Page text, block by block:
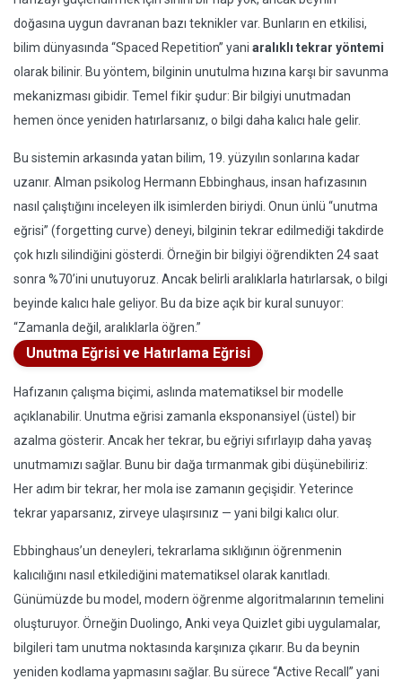
doğasına uygun davranan bazı teknikler var. Bunların en etkilisi,
bilim dünyasında “Spaced Repetition” yani aralıklı tekrar yöntemi
olarak bilinir. Bu yöntem, bilginin unutulma hızına karşı bir savunma
mekanizması gibidir. Temel fikir şudur: Bir bilgiyi unutmadan
hemen önce yeniden hatırlarsanız, o bilgi daha kalıcı hale gelir.
Bu sistemin arkasında yatan bilim, 19. yüzyılın sonlarına kadar
uzanır. Alman psikolog Hermann Ebbinghaus, insan hafızasının
nasıl çalıştığını inceleyen ilk isimlerden biriydi. Onun ünlü “unutma
eğrisi” (forgetting curve) deneyi, bilginin tekrar edilmediği takdirde
çok hızlı silindiğini gösterdi. Örneğin bir bilgiyi öğrendikten 24 saat
sonra %70’ini unutuyoruz. Ancak belirli aralıklarla hatırlarsak, o bilgi
beyinde kalıcı hale geliyor. Bu da bize açık bir kural sunuyor:
“Zamanla değil, aralıklarla öğren.”
Unutma Eğrisi ve Hatırlama Eğrisi
Hafızanın çalışma biçimi, aslında matematiksel bir modelle
açıklanabilir. Unutma eğrisi zamanla eksponansiyel (üstel) bir
azalma gösterir. Ancak her tekrar, bu eğriyi sıfırlayıp daha yavaş
unutmamızı sağlar. Bunu bir dağa tırmanmak gibi düşünebiliriz:
Her adım bir tekrar, her mola ise zamanın geçişidir. Yeterince
tekrar yaparsanız, zirveye ulaşırsınız — yani bilgi kalıcı olur.
Ebbinghaus’un deneyleri, tekrarlama sıklığının öğrenmenin
kalıcılığını nasıl etkilediğini matematiksel olarak kanıtladı.
Günümüzde bu model, modern öğrenme algoritmalarının temelini
oluşturuyor. Örneğin Duolingo, Anki veya Quizlet gibi uygulamalar,
bilgileri tam unutma noktasında karşınıza çıkarır. Bu da beynin
yeniden kodlama yapmasını sağlar. Bu sürece “Active Recall” yani